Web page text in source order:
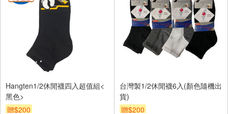
Hangten1/2休閒襪四入超值組<
黑色>
贈$200
台灣製1/2休閒襪6入(顏色隨機出
貨)
贈$200